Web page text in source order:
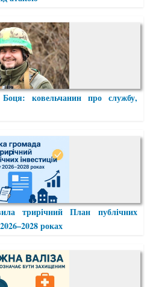
ковельчанин про службу,
трирічний План публічних
роках